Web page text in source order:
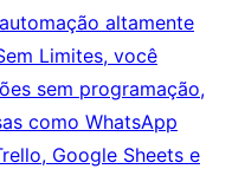
altamente
Limites, você
sem programação,
como WhatsApp
Google Sheets e